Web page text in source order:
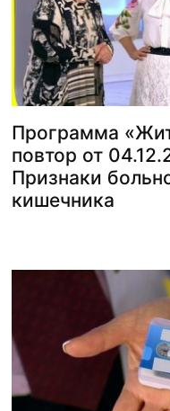
Программа
повтор от
Признаки
кишечника